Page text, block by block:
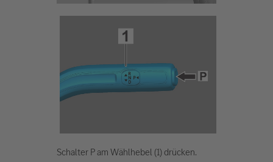
Schalter P am Wählhebel (1) drücken.